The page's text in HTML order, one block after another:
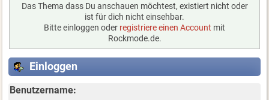
Das Thema dass Du anschauen möchtest, existiert nicht oder
ist für dich nicht einsehbar.
Bitte einloggen oder registriere einen Account mit
Rockmode.de.
Einloggen
Benutzername: